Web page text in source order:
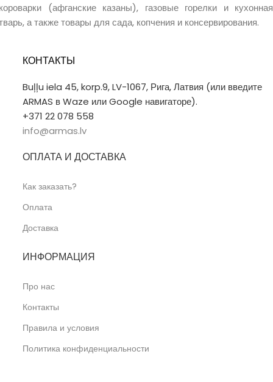
(афганские казаны), газовые горелки и кухонная
а также товары для сада, копчения и консервирования.
КОНТАКТЫ
Buļļu iela 45, korp.9, LV-1067, Рига, Латвия (или введите
ARMAS в Waze или Google навигаторе).
+371 22 078 558
info@armas.lv
ОПЛАТА И ДОСТАВКА
Как заказать?
Оплата
Доставка
ИНФОРМАЦИЯ
Про нас
Контакты
Правила и условия
Политика конфиденциальности